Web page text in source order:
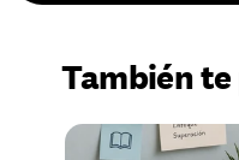
También